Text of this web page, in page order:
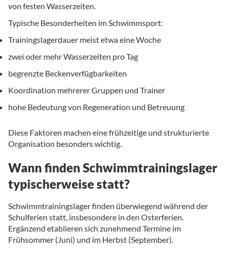
von festen Wasserzeiten.
Typische Besonderheiten im Schwimmsport:
Trainingslagerdauer meist etwa eine Woche
zwei oder mehr Wasserzeiten pro Tag
begrenzte Beckenverfügbarkeiten
Koordination mehrerer Gruppen und Trainer
hohe Bedeutung von Regeneration und Betreuung
Diese Faktoren machen eine frühzeitige und strukturierte
Organisation besonders wichtig.
Wann finden Schwimmtrainingslager
typischerweise statt?
Schwimmtrainingslager finden überwiegend während der
Schulferien statt, insbesondere in den Osterferien.
Ergänzend etablieren sich zunehmend Termine im
Frühsommer (Juni) und im Herbst (September).